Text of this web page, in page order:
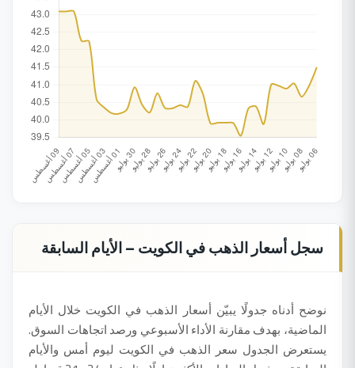
سجل أسعار الذهب في الكويت – الأيام السابقة
نوضح أدناه جدولًا يبيّن أسعار الذهب في الكويت خلال الأيام
الماضية، بهدف مقارنة الأداء الأسبوعي ورصد اتجاهات السوق.
يستعرض الجدول سعر الذهب في الكويت ليوم أمس والأيام